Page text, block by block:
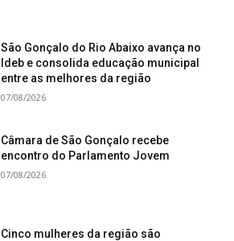
São Gonçalo do Rio Abaixo avança no
Ideb e consolida educação municipal
entre as melhores da região
07/08/2026
Câmara de São Gonçalo recebe
encontro do Parlamento Jovem
07/08/2026
Cinco mulheres da região são